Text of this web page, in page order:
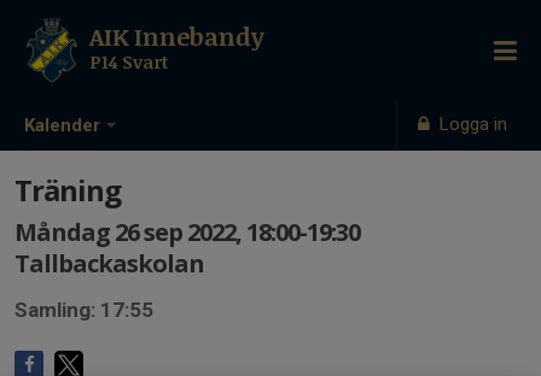
Kalender Logga in
AIK Innebandy
P14 Svart
Träning
Måndag 26 sep 2022, 18:00-19:30
Tallbackaskolan
Samling: 17:55